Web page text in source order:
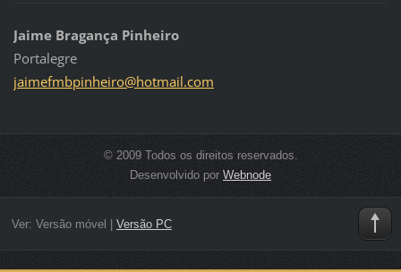
Jaime Bragança Pinheiro
Portalegre
jaimefmbpinheiro@hotmail.com
© 2009 Todos os direitos reservados.
Desenvolvido por Webnode
Ver: Versão móvel Versão PC